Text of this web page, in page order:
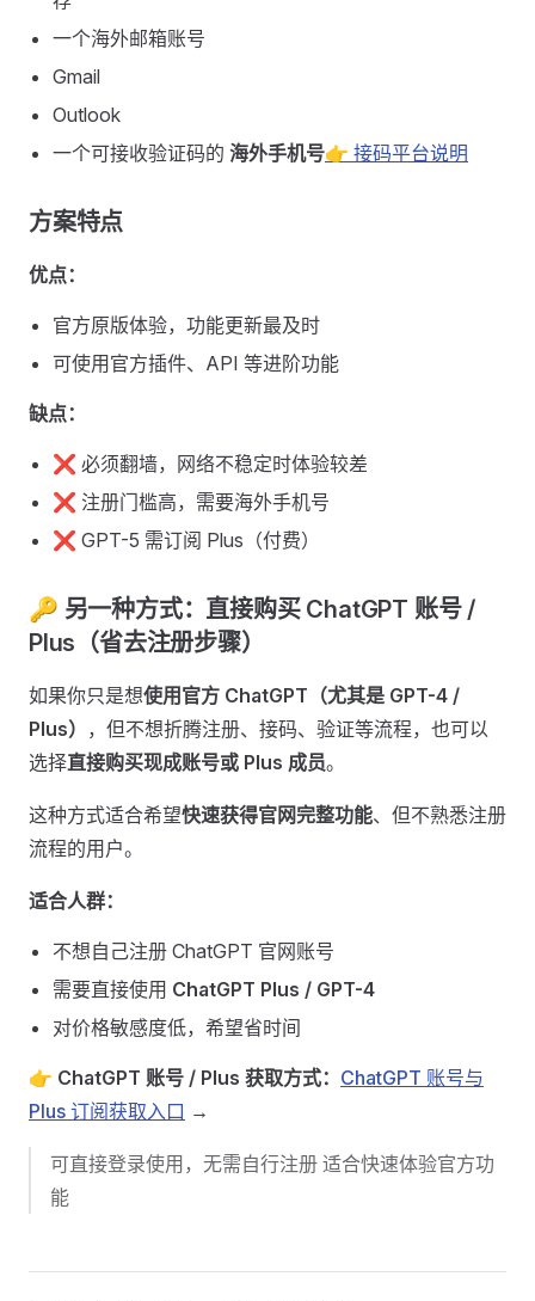
一个海外邮箱账号
Gmail
Outlook
一个可接收验证码的 海外手机号👉 接码平台说明
方案特点 ​
优点：
官方原版体验，功能更新最及时
可使用官方插件、API 等进阶功能
缺点：
❌ 必须翻墙，网络不稳定时体验较差
❌ 注册门槛高，需要海外手机号
❌ GPT-5 需订阅 Plus（付费）
🔑 另一种方式：直接购买 ChatGPT 账号 /
Plus（省去注册步骤） ​
如果你只是想使用官方 ChatGPT（尤其是 GPT-4 /
Plus） ，但不想折腾注册、接码、验证等流程，也可以
选择直接购买现成账号或 Plus 成员。
这种方式适合希望快速获得官网完整功能、但不熟悉注册
流程的用户。
适合人群：
不想自己注册 ChatGPT 官网账号
需要直接使用 ChatGPT Plus / GPT-4
对价格敏感度低，希望省时间
👉 ChatGPT 账号 / Plus 获取方式： ChatGPT 账号与
Plus 订阅获取入口 →
可直接登录使用，无需自行注册 适合快速体验官方功
能